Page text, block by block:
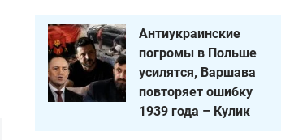
Антиукраинские
погромы в Польше
усилятся, Варшава
повторяет ошибку
1939 года – Кулик